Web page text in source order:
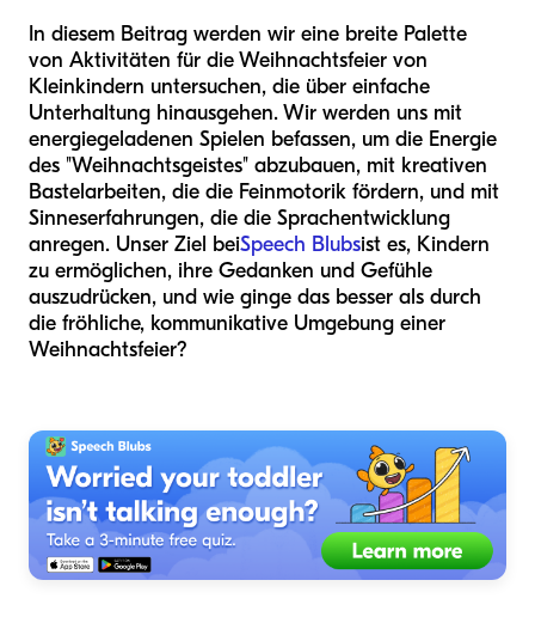
In diesem Beitrag werden wir eine breite Palette
von Aktivitäten für die Weihnachtsfeier von
Kleinkindern untersuchen, die über einfache
Unterhaltung hinausgehen. Wir werden uns mit
energiegeladenen Spielen befassen, um die Energie
des "Weihnachtsgeistes" abzubauen, mit kreativen
Bastelarbeiten, die die Feinmotorik fördern, und mit
Sinneserfahrungen, die die Sprachentwicklung
anregen. Unser Ziel beiSpeech Blubsist es, Kindern
zu ermöglichen, ihre Gedanken und Gefühle
auszudrücken, und wie ginge das besser als durch
die fröhliche, kommunikative Umgebung einer
Weihnachtsfeier?